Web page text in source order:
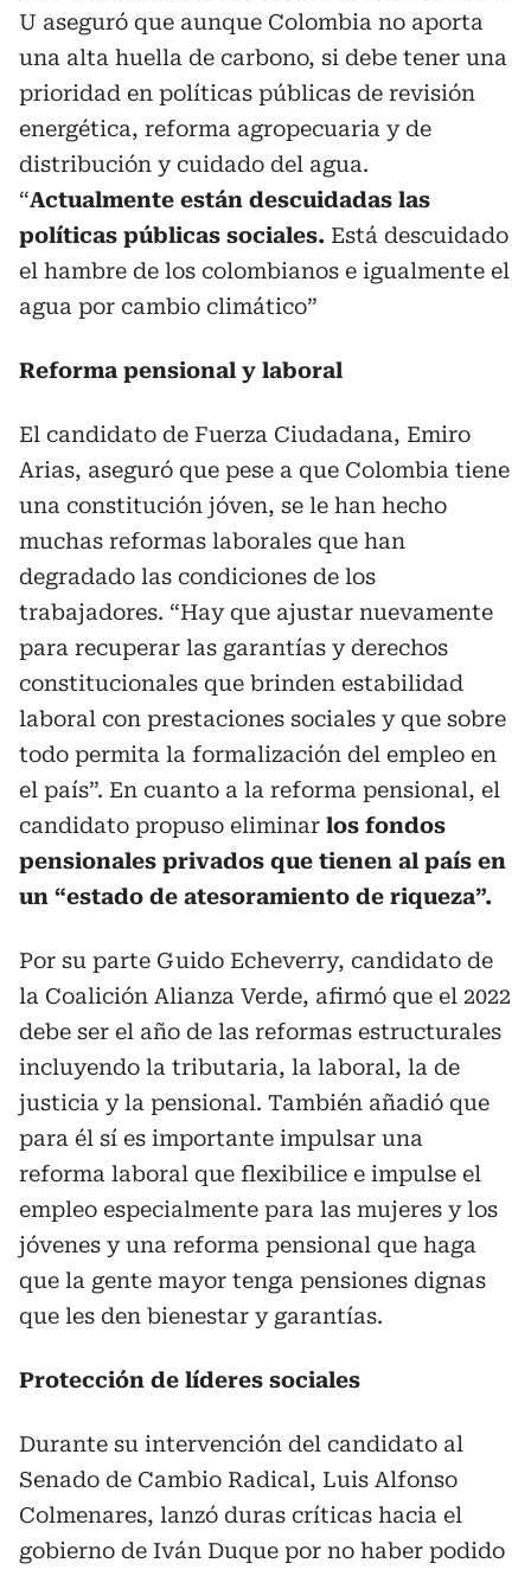
U aseguró que aunque Colombia no aporta
una alta huella de carbono, si debe tener una
prioridad en políticas públicas de revisión
energética, reforma agropecuaria y de
distribución y cuidado del agua.
“Actualmente están descuidadas las
políticas públicas sociales. Está descuidado
el hambre de los colombianos e igualmente el
agua por cambio climático”
Reforma pensional y laboral
El candidato de Fuerza Ciudadana, Emiro
Arias, aseguró que pese a que Colombia tiene
una constitución jóven, se le han hecho
muchas reformas laborales que han
degradado las condiciones de los
trabajadores. “Hay que ajustar nuevamente
para recuperar las garantías y derechos
constitucionales que brinden estabilidad
laboral con prestaciones sociales y que sobre
todo permita la formalización del empleo en
el país”. En cuanto a la reforma pensional, el
candidato propuso eliminar los fondos
pensionales privados que tienen al país en
un “estado de atesoramiento de riqueza”.
Por su parte Guido Echeverry, candidato de
la Coalición Alianza Verde, afirmó que el 2022
debe ser el año de las reformas estructurales
incluyendo la tributaria, la laboral, la de
justicia y la pensional. También añadió que
para él sí es importante impulsar una
reforma laboral que flexibilice e impulse el
empleo especialmente para las mujeres y los
jóvenes y una reforma pensional que haga
que la gente mayor tenga pensiones dignas
que les den bienestar y garantías.
Protección de líderes sociales
Durante su intervención del candidato al
Senado de Cambio Radical, Luis Alfonso
Colmenares, lanzó duras críticas hacia el
gobierno de Iván Duque por no haber podido